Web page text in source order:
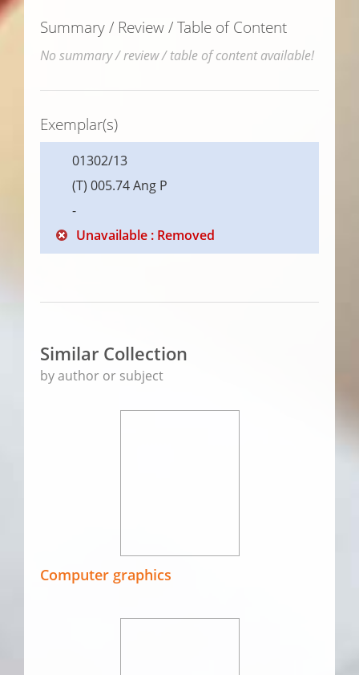
Summary / Review / Table of Content
No summary / review / table of content available!
Exemplar(s)
01302/13
(T) 005.74 Ang P
-
Unavailable : Removed
Similar Collection
by author or subject
Computer graphics